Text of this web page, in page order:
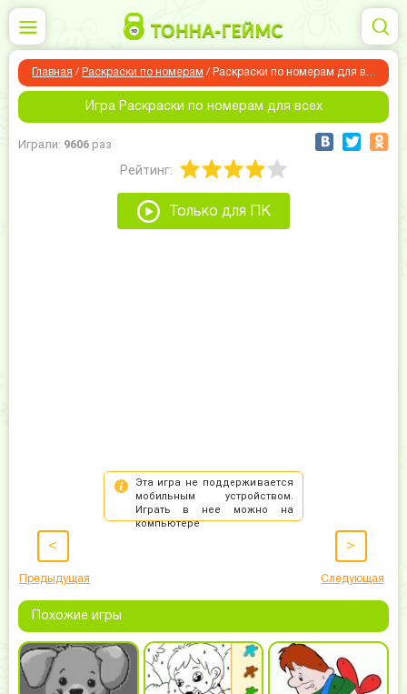
Главная / Раскраски по номерам / Раскраски по номерам для всех
Игра Раскраски по номерам для всех
Играли: 9606 раз
Рейтинг:
Только для ПК
<
Предыдущая
>
Следующая
Похожие игры